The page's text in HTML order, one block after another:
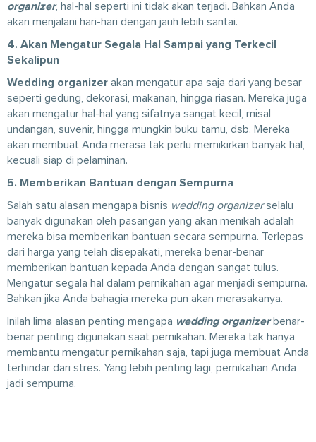
organizer, hal-hal seperti ini tidak akan terjadi. Bahkan Anda
akan menjalani hari-hari dengan jauh lebih santai.
4. Akan Mengatur Segala Hal Sampai yang Terkecil
Sekalipun
Wedding organizer akan mengatur apa saja dari yang besar
seperti gedung, dekorasi, makanan, hingga riasan. Mereka juga
akan mengatur hal-hal yang sifatnya sangat kecil, misal
undangan, suvenir, hingga mungkin buku tamu, dsb. Mereka
akan membuat Anda merasa tak perlu memikirkan banyak hal,
kecuali siap di pelaminan.
5. Memberikan Bantuan dengan Sempurna
Salah satu alasan mengapa bisnis wedding organizerselalu
banyak digunakan oleh pasangan yang akan menikah adalah
mereka bisa memberikan bantuan secara sempurna. Terlepas
dari harga yang telah disepakati, mereka benar-benar
memberikan bantuan kepada Anda dengan sangat tulus.
Mengatur segala hal dalam pernikahan agar menjadi sempurna.
Bahkan jika Anda bahagia mereka pun akan merasakanya.
Inilah lima alasan penting mengapa wedding organizerbenar-
benar penting digunakan saat pernikahan. Mereka tak hanya
membantu mengatur pernikahan saja, tapi juga membuat Anda
terhindar dari stres. Yang lebih penting lagi, pernikahan Anda
jadi sempurna.